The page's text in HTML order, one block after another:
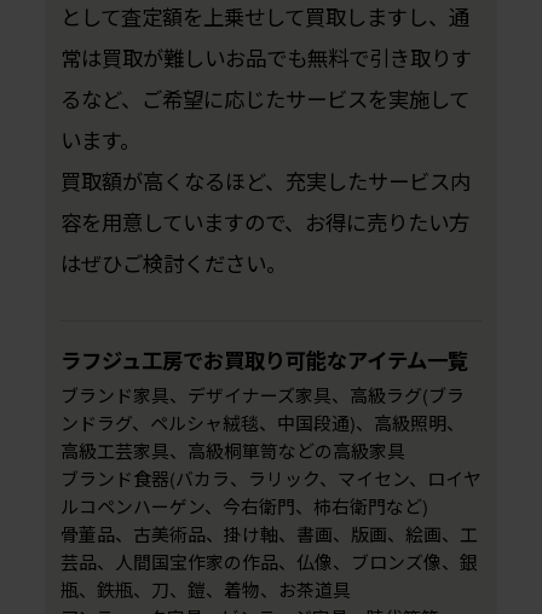
として査定額を上乗せして買取しますし、通
常は買取が難しいお品でも無料で引き取りす
るなど、ご希望に応じたサービスを実施して
います。
買取額が高くなるほど、充実したサービス内
容を用意していますので、お得に売りたい方
はぜひご検討ください。
ラフジュ工房でお買取り可能なアイテム一覧
ブランド家具、デザイナーズ家具、高級ラグ(ブラ
ンドラグ、ペルシャ絨毯、中国段通)、高級照明、
高級工芸家具、高級桐箪笥などの高級家具
ブランド食器(バカラ、ラリック、マイセン、ロイヤ
ルコペンハーゲン、今右衛門、柿右衛門など)
骨董品、古美術品、掛け軸、書画、版画、絵画、工
芸品、人間国宝作家の作品、仏像、ブロンズ像、銀
瓶、鉄瓶、刀、鎧、着物、お茶道具